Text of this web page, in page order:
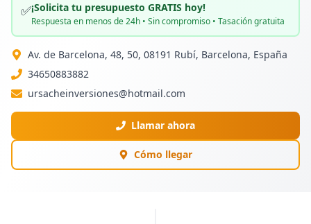
✅¡Solicita tu presupuesto GRATIS hoy!
Respuesta en menos de 24h • Sin compromiso • Tasación gratuita
Av. de Barcelona, 48, 50, 08191 Rubí, Barcelona, España
34650883882
ursacheinversiones@hotmail.com
Llamar ahora
Cómo llegar